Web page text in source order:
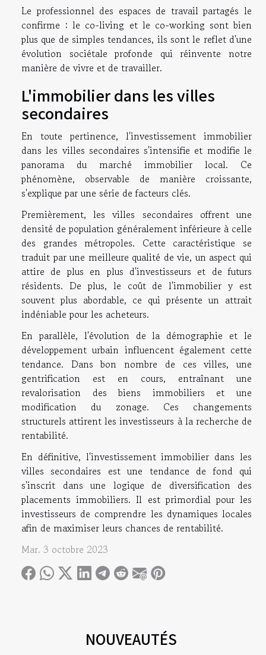
NOUVEAUTÉS
Le professionnel des espaces de travail partagés le
confirme : le co-living et le co-working sont bien
plus que de simples tendances, ils sont le reflet d'une
évolution sociétale profonde qui réinvente notre
manière de vivre et de travailler.
L'immobilier dans les villes
secondaires
En toute pertinence, l'investissement immobilier
dans les villes secondaires s'intensifie et modifie le
panorama du marché immobilier local. Ce
phénomène, observable de manière croissante,
s'explique par une série de facteurs clés.
Premièrement, les villes secondaires offrent une
densité de population généralement inférieure à celle
des grandes métropoles. Cette caractéristique se
traduit par une meilleure qualité de vie, un aspect qui
attire de plus en plus d'investisseurs et de futurs
résidents. De plus, le coût de l'immobilier y est
souvent plus abordable, ce qui présente un attrait
indéniable pour les acheteurs.
En parallèle, l'évolution de la démographie et le
développement urbain influencent également cette
tendance. Dans bon nombre de ces villes, une
gentrification est en cours, entraînant une
revalorisation des biens immobiliers et une
modification du zonage. Ces changements
structurels attirent les investisseurs à la recherche de
rentabilité.
En définitive, l'investissement immobilier dans les
villes secondaires est une tendance de fond qui
s'inscrit dans une logique de diversification des
placements immobiliers. Il est primordial pour les
investisseurs de comprendre les dynamiques locales
afin de maximiser leurs chances de rentabilité.
Mar. 3 octobre 2023